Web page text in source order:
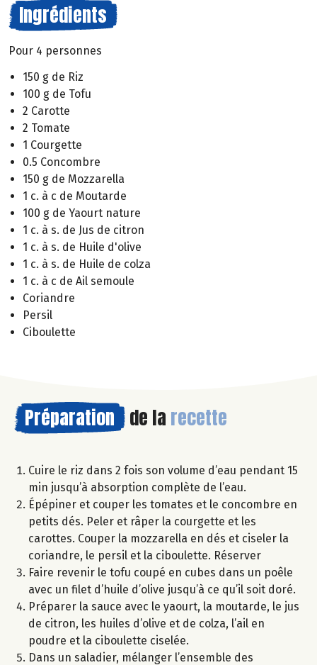
Ingrédients
Pour 4 personnes
150 g de Riz
100 g de Tofu
2 Carotte
2 Tomate
1 Courgette
0.5 Concombre
150 g de Mozzarella
1 c. à c de Moutarde
100 g de Yaourt nature
1 c. à s. de Jus de citron
1 c. à s. de Huile d'olive
1 c. à s. de Huile de colza
1 c. à c de Ail semoule
Coriandre
Persil
Ciboulette
Préparation de la recette
Cuire le riz dans 2 fois son volume d’eau pendant 15
min jusqu’à absorption complète de l’eau.
Épépiner et couper les tomates et le concombre en
petits dés. Peler et râper la courgette et les
carottes. Couper la mozzarella en dés et ciseler la
coriandre, le persil et la ciboulette. Réserver
Faire revenir le tofu coupé en cubes dans un poêle
avec un filet d’huile d’olive jusqu’à ce qu’il soit doré.
Préparer la sauce avec le yaourt, la moutarde, le jus
de citron, les huiles d’olive et de colza, l’ail en
poudre et la ciboulette ciselée.
Dans un saladier, mélanger l’ensemble des